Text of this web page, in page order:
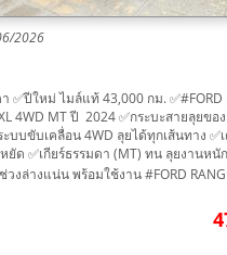
2026
✅ปีใหม่ ไมล์แท้ 43,000 กม. ✅#FORD
4WD MT ปี 2024 ✅กระบะสายลุยขอ
บบขับเคลื่อน 4WD ลุยได้ทุกเส้นทาง ✅
ยัด ✅เกียร์ธรรมดา (MT) ทน ลุยงานหนั
วงล่างแน่น พร้อมใช้งาน #FORD